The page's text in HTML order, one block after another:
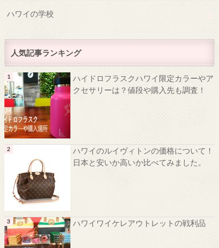
ハワイの学校
人気記事ランキング
ハイドロフラスクハワイ限定カラーやア
クセサリーは？値段や購入先も調査！
ハワイのルイヴィトンの価格について！
日本と安いか高いか比べてみました。
ハワイワイケレアウトレットの戦利品